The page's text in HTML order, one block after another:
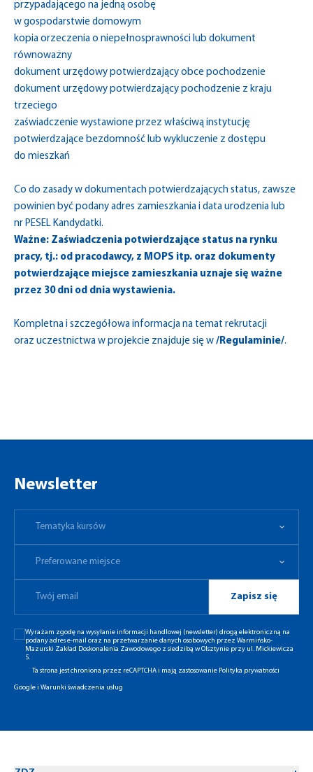
przypadającego na jedną osobę
w gospodarstwie domowym
kopia orzeczenia o niepełnosprawności lub dokument
równoważny
dokument urzędowy potwierdzający obce pochodzenie
dokument urzędowy potwierdzający pochodzenie z kraju
trzeciego
zaświadczenie wystawione przez właściwą instytucję
potwierdzające bezdomność lub wykluczenie z dostępu
do mieszkań
Co do zasady w dokumentach potwierdzających status, zawsze
powinien być podany adres zamieszkania i data urodzenia lub
nr PESEL Kandydatki.
Ważne: Zaświadczenia potwierdzające status na rynku
pracy, tj.: od pracodawcy, z MOPS itp. oraz dokumenty
potwierdzające miejsce zamieszkania uznaje się ważne
przez 30 dni od dnia wystawienia.
Kompletna i szczegółowa informacja na temat rekrutacji
oraz uczestnictwa w projekcie znajduje się w /Regulaminie/.
Newsletter
Tematyka kursów
Preferowane miejsce
Zapisz się
Wyrażam zgodę na wysyłanie informacji handlowej (newsletter) drogą elektroniczną na
podany adres e-mail oraz na przetwarzanie danych osobowych przez Warmińsko-
Mazurski Zakład Doskonalenia Zawodowego z siedzibą w Olsztynie przy ul. Mickiewicza
5.
Ta strona jest chroniona przez reCAPTCHA i mają zastosowanie Polityka prywatności
Googlei Warunki świadczenia usług